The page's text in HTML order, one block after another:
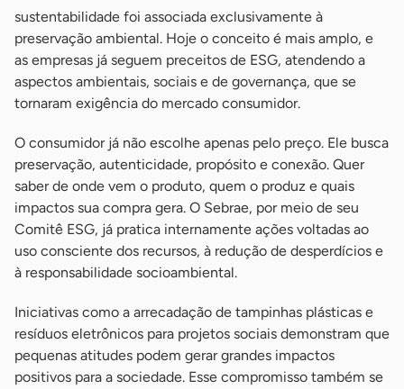
sustentabilidade foi associada exclusivamente à
preservação ambiental. Hoje o conceito é mais amplo, e
as empresas já seguem preceitos de ESG, atendendo a
aspectos ambientais, sociais e de governança, que se
tornaram exigência do mercado consumidor.
O consumidor já não escolhe apenas pelo preço. Ele busca
preservação, autenticidade, propósito e conexão. Quer
saber de onde vem o produto, quem o produz e quais
impactos sua compra gera. O Sebrae, por meio de seu
Comitê ESG, já pratica internamente ações voltadas ao
uso consciente dos recursos, à redução de desperdícios e
à responsabilidade socioambiental.
Iniciativas como a arrecadação de tampinhas plásticas e
resíduos eletrônicos para projetos sociais demonstram que
pequenas atitudes podem gerar grandes impactos
positivos para a sociedade. Esse compromisso também se